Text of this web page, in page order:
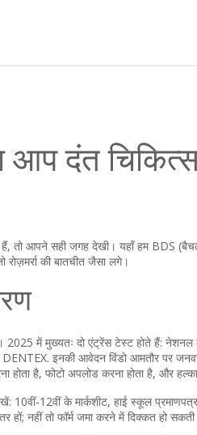
दंत
तो आपने सही जगह देखी। यहाँ हम BDS
की बातचीत जैसा लगे।
2025 में मुख्यतः दो एंट्रेंस टेस्ट होते हैं:
इनकी आवेदन विंडो आमतौर पर
है, फोटो अपलोड करना होता है, और
के मार्कशीट, हाई स्कूल
नहीं तो फॉर्म जमा करने में दिक्कत हो